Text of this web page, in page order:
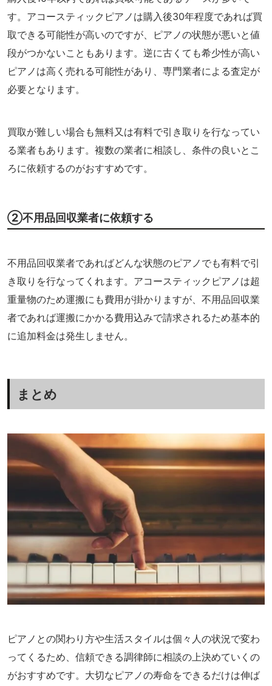
す。アコースティックピアノは購入後30年程度であれば買
取できる可能性が高いのですが、ピアノの状態が悪いと値
段がつかないこともあります。逆に古くても希少性が高い
ピアノは高く売れる可能性があり、専門業者による査定が
必要となります。
買取が難しい場合も無料又は有料で引き取りを行なってい
る業者もあります。複数の業者に相談し、条件の良いとこ
ろに依頼するのがおすすめです。
②不用品回収業者に依頼する
不用品回収業者であればどんな状態のピアノでも有料で引
き取りを行なってくれます。アコースティックピアノは超
重量物のため運搬にも費用が掛かりますが、不用品回収業
者であれば運搬にかかる費用込みで請求されるため基本的
に追加料金は発生しません。
まとめ
ピアノとの関わり方や生活スタイルは個々人の状況で変わ
ってくるため、信頼できる調律師に相談の上決めていくの
がおすすめです。大切なピアノの寿命をできるだけは伸ば